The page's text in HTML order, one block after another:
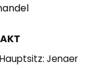
Jenaer